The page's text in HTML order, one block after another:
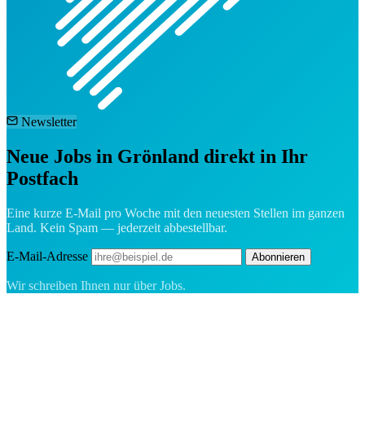
Newsletter
Neue Jobs in Grönland direkt in Ihr
Postfach
Eine kurze E-Mail pro Woche mit den neuesten Stellen im ganzen
Land. Kein Spam — jederzeit abbestellbar.
E-Mail-Adresse Abonnieren
Wir schreiben Ihnen nur über Jobs.